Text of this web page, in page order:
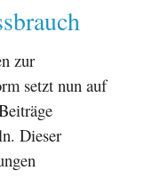
zur
setzt nun auf
Dieser